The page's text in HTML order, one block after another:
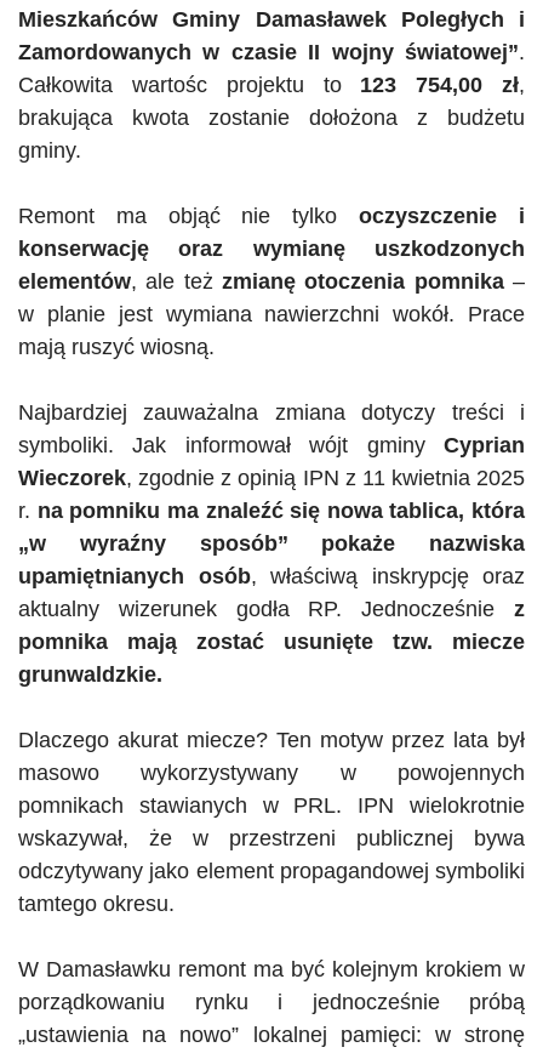
Mieszkańców Gminy Damasławek Poległych i
Zamordowanych w czasie II wojny światowej”.
Całkowita wartośc projektu to123 754,00 zł,
brakująca kwota zostanie dołożona z budżetu
gminy.
Remont ma objąć nie tylkooczyszczenie i
konserwację oraz wymianę uszkodzonych
elementów, ale też zmianę otoczenia pomnika–
w planie jest wymiana nawierzchni wokół. Prace
mają ruszyć wiosną.
Najbardziej zauważalna zmiana dotyczy treści i
symboliki. Jak informował wójt gminy Cyprian
Wieczorek, zgodnie z opinią IPN z 11 kwietnia 2025
r. na pomniku ma znaleźć się nowa tablica, która
„w wyraźny sposób” pokaże nazwiska
upamiętnianych osób, właściwą inskrypcję oraz
aktualny wizerunek godła RP. Jednocześnie z
pomnika mają zostać usunięte tzw. miecze
grunwaldzkie.
Dlaczego akurat miecze? Ten motyw przez lata był
masowo wykorzystywany w powojennych
pomnikach stawianych w PRL. IPN wielokrotnie
wskazywał, że w przestrzeni publicznej bywa
odczytywany jako element propagandowej symboliki
tamtego okresu.
W Damasławku remont ma być kolejnym krokiem w
porządkowaniu rynku i jednocześnie próbą
„ustawienia na nowo” lokalnej pamięci: w stronę